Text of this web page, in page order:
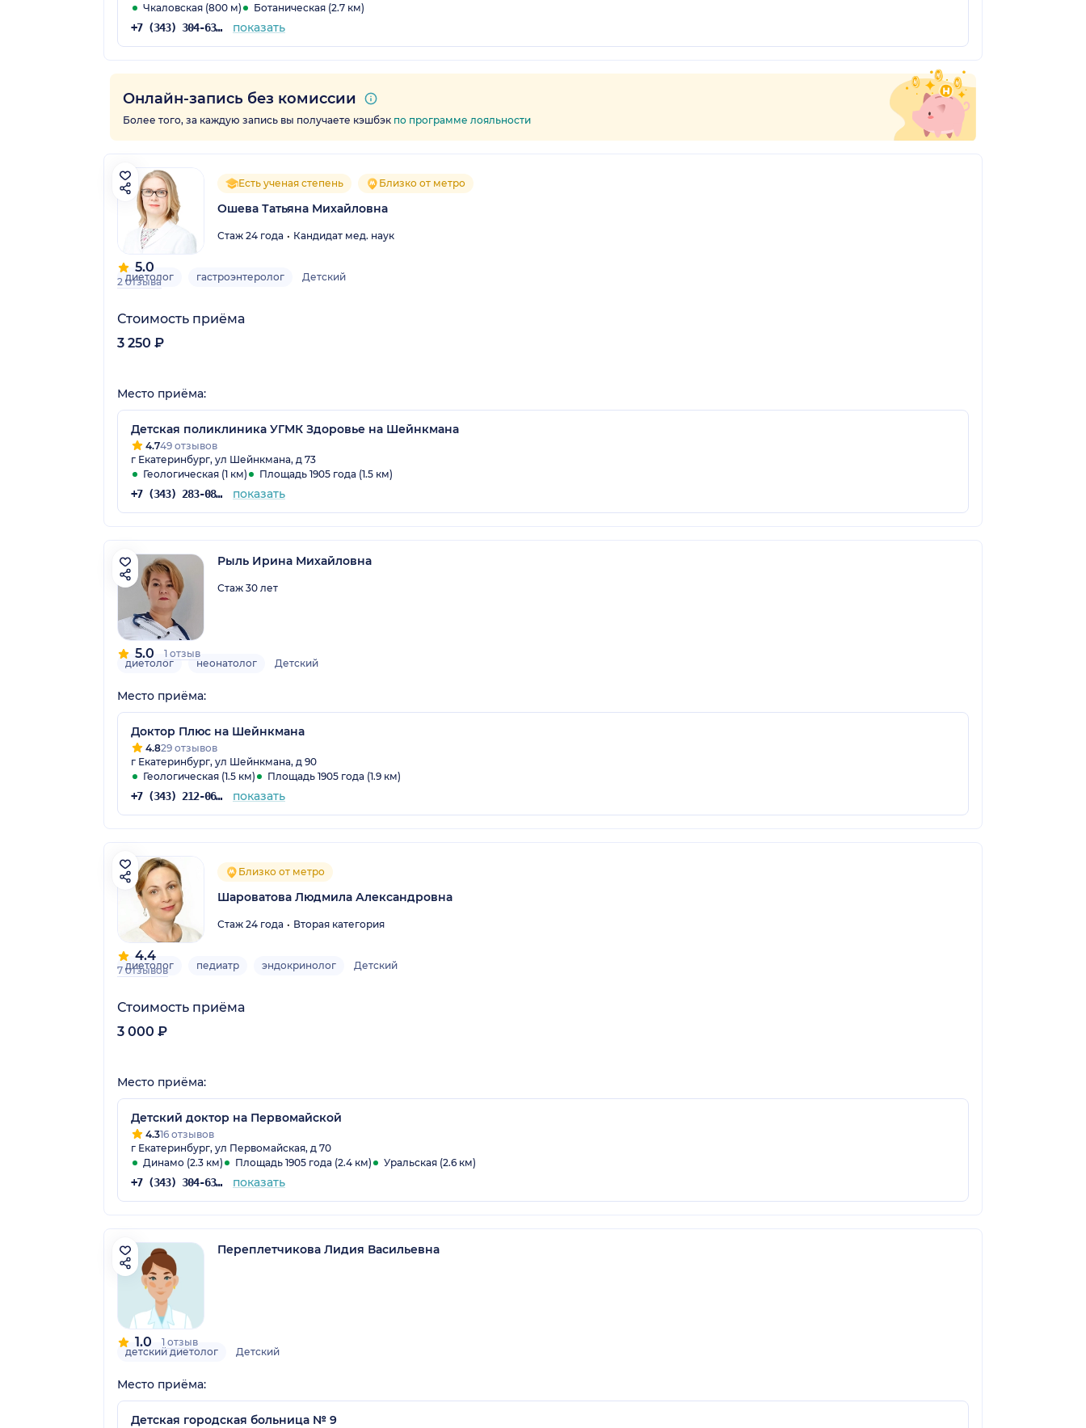
Чкаловская (800 м)
Ботаническая (2.7 км)
+7 (343) 304-63-03 показать
Онлайн-запись без комиссии
Более того, за каждую запись вы получаете кэшбэк по программе лояльности
5.0
2 отзыва
Есть ученая степень Близко от метро
Ошева Татьяна Михайловна
Стаж 24 года Кандидат мед. наук
диетолог гастроэнтеролог Детский
Стоимость приёма
3 250 ₽
Место приёма:
Детская поликлиника УГМК Здоровье на Шейнкмана
4.749 отзывов
г Екатеринбург, ул Шейнкмана, д 73
Геологическая (1 км)
Площадь 1905 года (1.5 км)
+7 (343) 283-08-08 показать
5.0 1 отзыв
Рыль Ирина Михайловна
Стаж 30 лет
диетолог неонатолог Детский
Место приёма:
Доктор Плюс на Шейнкмана
4.829 отзывов
г Екатеринбург, ул Шейнкмана, д 90
Геологическая (1.5 км)
Площадь 1905 года (1.9 км)
+7 (343) 212-06-06 показать
4.4
7 отзывов
Близко от метро
Шароватова Людмила Александровна
Стаж 24 года Вторая категория
диетолог педиатр эндокринолог Детский
Стоимость приёма
3 000 ₽
Место приёма:
Детский доктор на Первомайской
4.316 отзывов
г Екатеринбург, ул Первомайская, д 70
Динамо (2.3 км)
Площадь 1905 года (2.4 км) Уральская (2.6 км)
+7 (343) 304-63-03 показать
1.0 1 отзыв
Переплетчикова Лидия Васильевна
детский диетолог Детский
Место приёма:
Детская городская больница № 9